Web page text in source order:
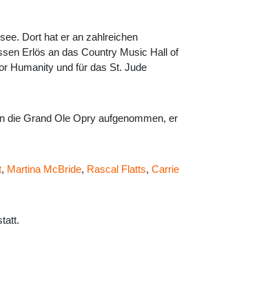
Dort hat er an zahlreichen
Erlös an das Country Music Hall of
Humanity und für das St. Jude
die Grand Ole Opry aufgenommen, er
, Martina McBride, Rascal Flatts, Carrie